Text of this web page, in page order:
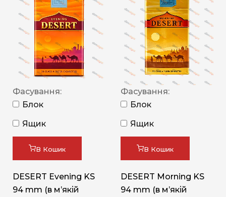
Фасування:
Блок
Ящик
В Кошик
DESERT Evening KS
94 mm (в мʼякій
Фасування:
Блок
Ящик
В Кошик
DESERT Morning KS
94 mm (в мʼякій